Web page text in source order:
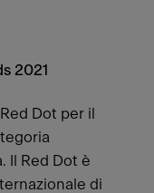
2021
Dot per il
Il Red Dot è
di